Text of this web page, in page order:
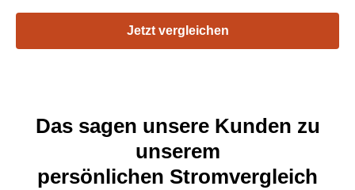
Jetzt vergleichen
Das sagen unsere Kunden zu
unserem
persönlichen Stromvergleich